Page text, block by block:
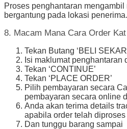
Proses penghantaran
bergantung pada lokasi penerima.
8. Macam Mana Cara Order
Tekan Butang ‘BELI
Isi maklumat penghantaran
Tekan ‘CONTINUE’
Tekan ‘PLACE ORDER’
Pilih pembayaran secara
pembayaran secara online
Anda akan terima details
apabila order telah diproses
Dan tunggu barang sampai